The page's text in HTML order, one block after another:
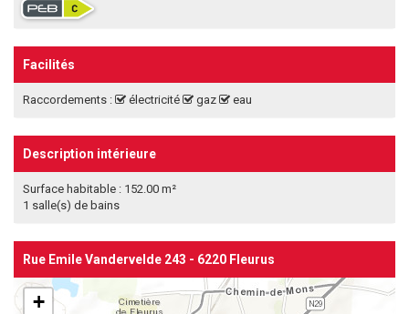
Facilités
Raccordements : électricité gaz eau
Description intérieure
Surface habitable : 152.00 m²
1 salle(s) de bains
Rue Emile Vandervelde 243 - 6220 Fleurus
+